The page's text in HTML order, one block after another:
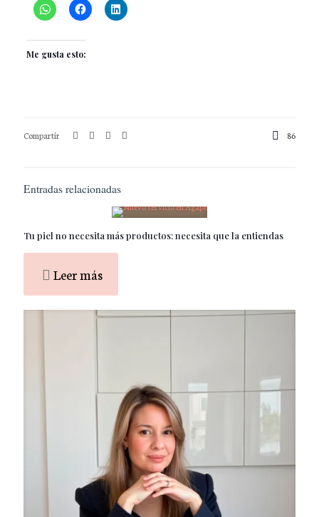
Me gusta esto:
Compartir 86
Entradas relacionadas
Tu piel no necesita más productos: necesita que la entiendas
Leer más